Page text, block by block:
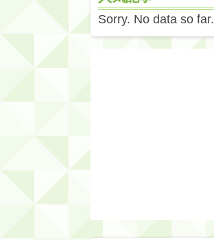
Sorry. No data so far.